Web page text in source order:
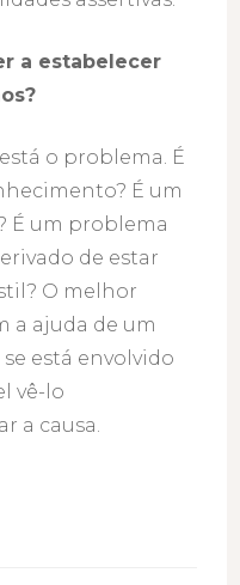
a estabelecer
o problema. É
É um
É um problema
de estar
O melhor
a ajuda de um
está envolvido
vê-lo
a causa.